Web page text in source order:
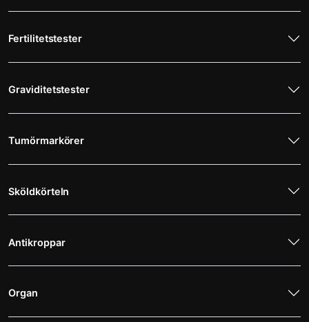
Fertilitetstester
Graviditetstester
Tumörmarkörer
Sköldkörteln
Antikroppar
Organ